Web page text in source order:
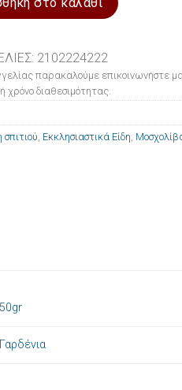
2102224222
παρακαλούμε επικοινωνήστε
χρόνο διαθεσιμότητας.
σπιτιού Εκκλησιαστικά Είδη
50gr
Γαρδένια